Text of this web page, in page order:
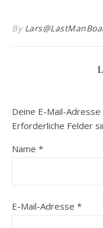
By
Deine E-Mail-
Erforderliche Felder
Name *
E-Mail-Adresse *